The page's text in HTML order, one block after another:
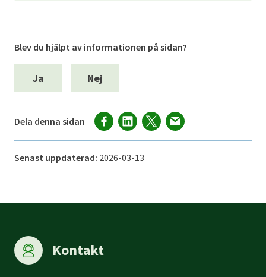
Blev du hjälpt av informationen på sidan?
Ja Nej
Dela denna sidan
Senast uppdaterad: 2026-03-13
Kontakt